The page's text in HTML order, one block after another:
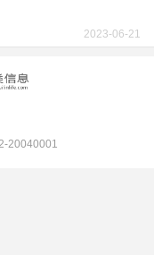
2023-06-21
20040001